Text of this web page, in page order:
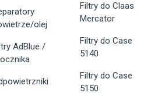
olej
AdBlue /
Filtry do Claas
Mercator
Filtry do Case
5140
Filtry do Case
5150